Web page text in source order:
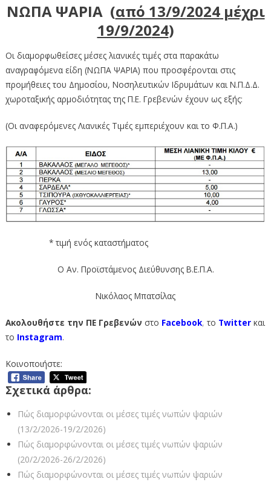
ΝΩΠΑ ΨΑΡΙΑ (από 13/9/2024μέχρι
19/9/2024)
Οι διαμορφωθείσες μέσες λιανικές τιμές στα παρακάτω
αναγραφόμενα είδη (ΝΩΠΑ ΨΑΡΙΑ) που προσφέρονται στις
προμήθειες του Δημοσίου, Νοσηλευτικών Ιδρυμάτων και Ν.Π.Δ.Δ.
χωροταξικής αρμοδιότητας της Π.Ε. Γρεβενών έχουν ως εξής:
(Οι αναφερόμενες Λιανικές Τιμές εμπεριέχουν και το Φ.Π.Α.)
* τιμή ενός καταστήματος
Ο Αν. Προϊστάμενος Διεύθυνσης Β.Ε.Π.Α.
Νικόλαος Μπατσίλας
Ακολουθήστε την ΠΕ Γρεβενών στο Facebook, το Twitterκαι
το Instagram.
Κοινοποιήστε:
Σχετικά άρθρα:
Πώς διαμορφώνονται οι μέσες τιμές νωπών ψαριών
(13/2/2026-19/2/2026)
Πώς διαμορφώνονται οι μέσες τιμές νωπών ψαριών
(20/2/2026-26/2/2026)
Πώς διαμορφώνονται οι μέσες τιμές νωπών ψαριών